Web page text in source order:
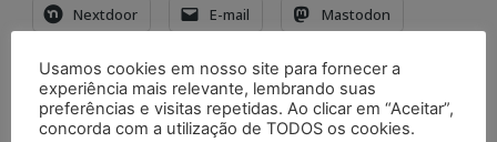
Nextdoor E-mail Mastodon
TAGS cultura economia criativa
Minc
Usamos cookies em nosso site para fornecer a
experiência mais relevante, lembrando suas
preferências e visitas repetidas. Ao clicar em “Aceitar”,
concorda com a utilização de TODOS os cookies.